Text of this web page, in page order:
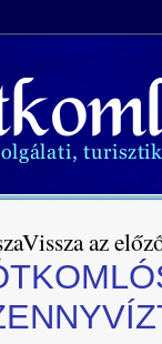
Vissza az